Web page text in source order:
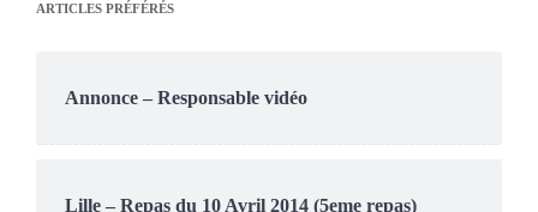
ARTICLES PRÉFÉRÉS
Annonce – Responsable vidéo
Lille – Repas du 10 Avril 2014 (5eme repas)